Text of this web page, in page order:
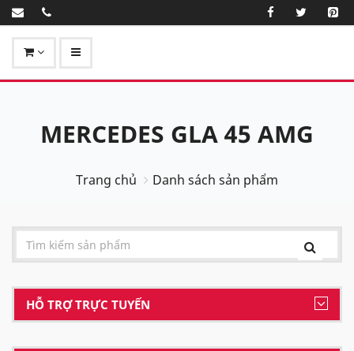
MERCEDES GLA 45 AMG
Trang chủ Danh sách sản phẩm
HỖ TRỢ TRỰC TUYẾN